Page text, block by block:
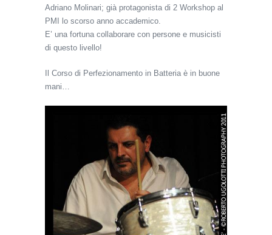
Adriano Molinari; già protagonista di 2 Workshop al
PMI lo scorso anno accademico.
E’ una fortuna collaborare con persone e musicisti
di questo livello!
Il Corso di Perfezionamento in Batteria è in buone
mani…